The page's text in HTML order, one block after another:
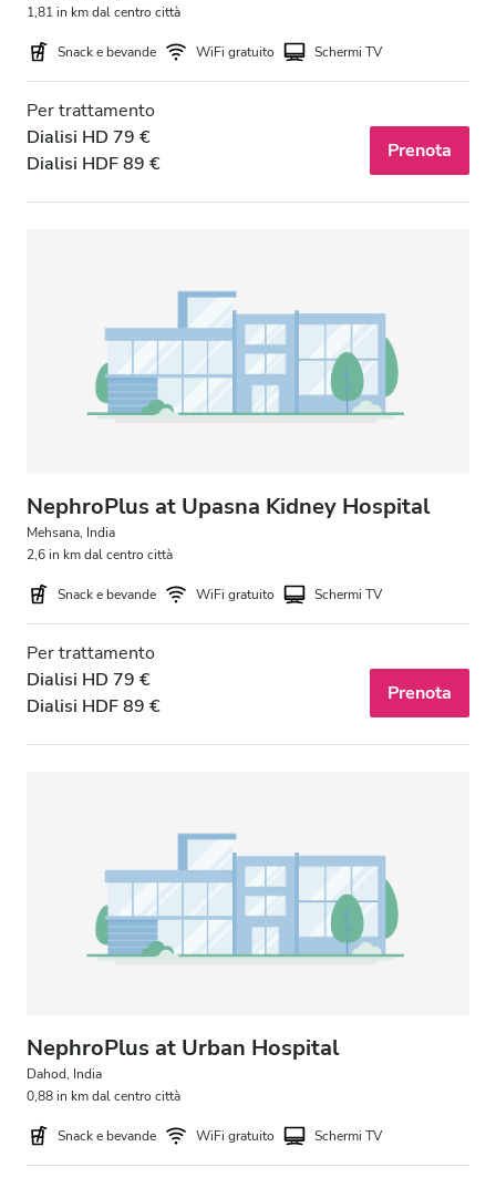
Turni
Mattino
Pomeriggio
Sera
Valutazione
Buono
Molto buono
1,81 in km dal centro città
Snack e bevande WiFi gratuito Schermi TV
Per trattamento
Dialisi HD 79 €
Dialisi HDF 89 €
Prenota
NephroPlus at Upasna Kidney Hospital
Mehsana, India
2,6 in km dal centro città
Snack e bevande WiFi gratuito Schermi TV
Per trattamento
Dialisi HD 79 €
Dialisi HDF 89 €
Prenota
NephroPlus at Urban Hospital
Dahod, India
0,88 in km dal centro città
Snack e bevande WiFi gratuito Schermi TV